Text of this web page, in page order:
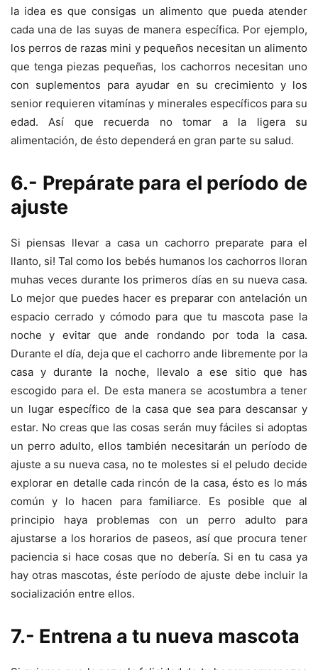
la idea es que consigas un alimento que pueda atender
cada una de las suyas de manera específica. Por ejemplo,
los perros de razas mini y pequeños necesitan un alimento
que tenga piezas pequeñas, los cachorros necesitan uno
con suplementos para ayudar en su crecimiento y los
senior requieren vitamínas y minerales específicos para su
edad. Así que recuerda no tomar a la ligera su
alimentación, de ésto dependerá en gran parte su salud.
6.- Prepárate para el período de
ajuste
Si piensas llevar a casa un cachorro preparate para el
llanto, si! Tal como los bebés humanos los cachorros lloran
muhas veces durante los primeros días en su nueva casa.
Lo mejor que puedes hacer es preparar con antelación un
espacio cerrado y cómodo para que tu mascota pase la
noche y evitar que ande rondando por toda la casa.
Durante el día, deja que el cachorro ande libremente por la
casa y durante la noche, llevalo a ese sitio que has
escogido para el. De esta manera se acostumbra a tener
un lugar específico de la casa que sea para descansar y
estar. No creas que las cosas serán muy fáciles si adoptas
un perro adulto, ellos también necesitarán un período de
ajuste a su nueva casa, no te molestes si el peludo decide
explorar en detalle cada rincón de la casa, ésto es lo más
común y lo hacen para familiarce. Es posible que al
principio haya problemas con un perro adulto para
ajustarse a los horarios de paseos, así que procura tener
paciencia si hace cosas que no debería. Si en tu casa ya
hay otras mascotas, éste período de ajuste debe incluir la
socialización entre ellos.
7.- Entrena a tu nueva mascota